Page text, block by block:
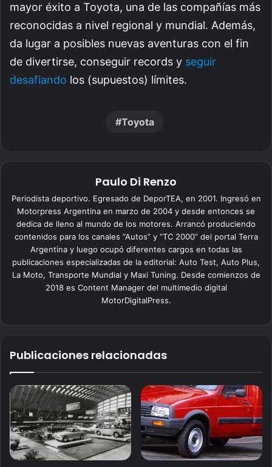
mayor éxito a Toyota, una de las compañías más
reconocidas a nivel regional y mundial. Además,
da lugar a posibles nuevas aventuras con el fin
de divertirse, conseguir records y seguir
desafiando los (supuestos) límites.
Toyota
Paulo Di Renzo
Periodista deportivo. Egresado de DeporTEA, en 2001. Ingresó en
Motorpress Argentina en marzo de 2004 y desde entonces se
dedica de lleno al mundo de los motores. Arrancó produciendo
contenidos para los canales “Autos” y “TC 2000” del portal Terra
Argentina y luego ocupó diferentes cargos en todas las
publicaciones especializadas de la editorial: Auto Test, Auto Plus,
La Moto, Transporte Mundial y Maxi Tuning. Desde comienzos de
2018 es Content Manager del multimedio digital
MotorDigitalPress.
Publicaciones relacionadas